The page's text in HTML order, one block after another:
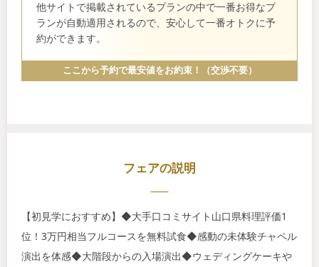
他サイトで掲載されているプランの中で一番お得なプ
ランが自動適用されるので、安心して一番オトクに予
約ができます。
ここから予約で最安値をお約束！（交渉不要）
フェアの説明
【初見学におすすめ】◆大手口コミサイト山口県料理評価1
位！3万円相当フルコースを無料試食◆感動の未体験チャペル
演出を体感◆大階段からの入場演出◆ウェディングケーキや